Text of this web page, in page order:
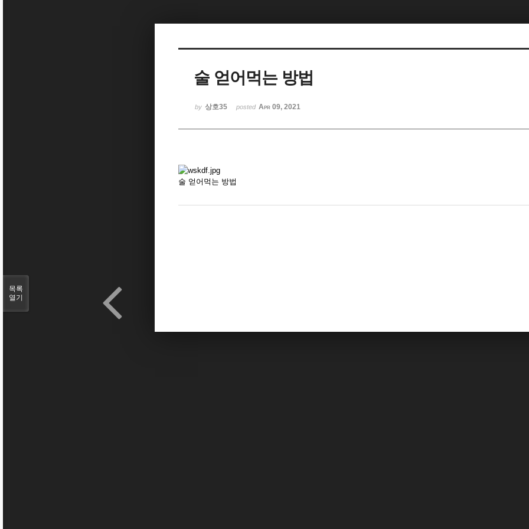
술 얻어먹는 방법
by 상호35 posted Apr 09, 2021
술 얻어먹는 방법
목록
열기
Sketchbook5, 스케치북5
Sketchbook5, 스케치북5